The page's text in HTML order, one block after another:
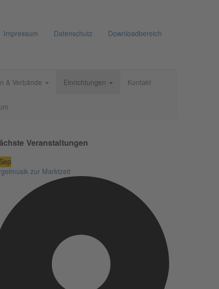
Impressum Datenschutz Downloadbereich
& Verbände Einrichtungen Kontakt
Veranstaltungen
Sep
zur Marktzeit